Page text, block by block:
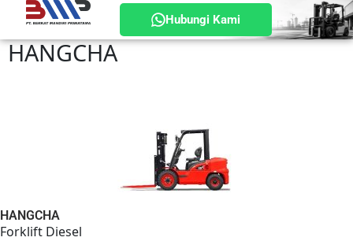
Hubungi Kami
HANGCHA
HANGCHA
Forklift Diesel